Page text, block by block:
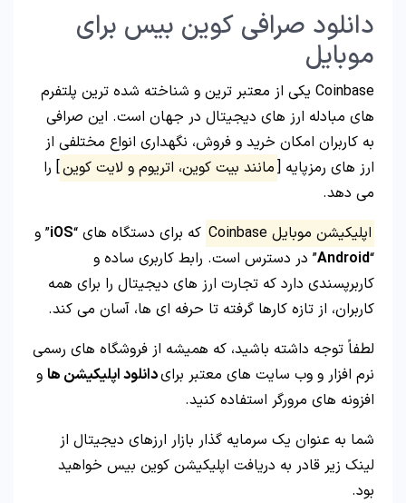
دانلود صرافی کوین بیس برای
موبایل
Coinbase یکی از معتبر ترین و شناخته شده ترین پلتفرم
های مبادله ارز های دیجیتال در جهان است. این صرافی
به کاربران امکان خرید و فروش، نگهداری انواع مختلفی از
ارز های رمزپایه [مانند بیت کوین، اتریوم و لایت کوین] را
می دهد.
اپلیکیشن موبایل Coinbase
که برای دستگاه های “iOS” و
“
Android” در دسترس است. رابط کاربری ساده و
کاربرپسندی دارد که تجارت ارز های دیجیتال را برای همه
کاربران، از تازه کارها گرفته تا حرفه ای ها، آسان می کند.
لطفاً توجه داشته باشید، که همیشه از فروشگاه های رسمی
نرم افزار و وب سایت های معتبر برایدانلود اپلیکیشن ها و
افزونه های مرورگر استفاده کنید.
شما به عنوان یک سرمایه گذار بازار ارزهای دیجیتال از
لینک زیر قادر به دریافت اپلیکیشن کوین بیس خواهید
بود.